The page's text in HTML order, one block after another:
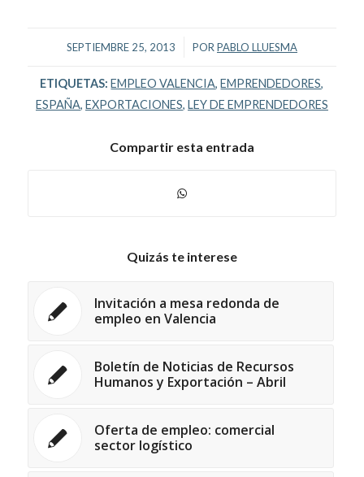
SEPTIEMBRE 25, 2013
/ POR PABLO LLUESMA
ETIQUETAS: EMPLEO VALENCIA,EMPRENDEDORES,
ESPAÑA, EXPORTACIONES, LEY DE EMPRENDEDORES
Compartir esta entrada
Quizás te interese
Invitación a mesa redonda de
empleo en Valencia
Boletín de Noticias de Recursos
Humanos y Exportación – Abril
Oferta de empleo: comercial
sector logístico